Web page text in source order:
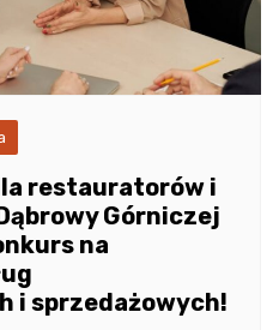
restauratorów i
Górniczej
na
i sprzedażowych!